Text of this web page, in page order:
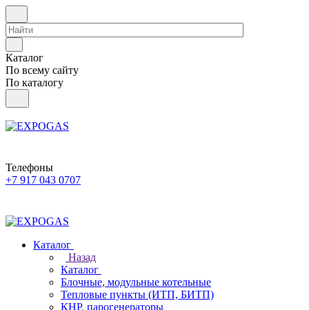
Каталог
По всему сайту
По каталогу
Телефоны
+7 917 043 0707
Каталог
Назад
Каталог
Блочные, модульные котельные
Тепловые пункты (ИТП, БИТП)
КНР, парогенераторы